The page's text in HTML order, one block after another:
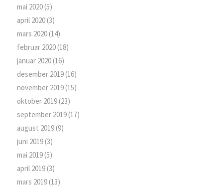
mai 2020(5)
april 2020(3)
mars 2020(14)
februar 2020(18)
januar 2020(16)
desember 2019(16)
november 2019(15)
oktober 2019(23)
september 2019(17)
august 2019(9)
juni 2019(3)
mai 2019(5)
april 2019(3)
mars 2019(13)